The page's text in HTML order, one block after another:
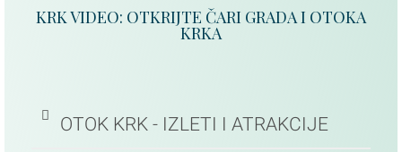
KRK VIDEO: OTKRIJTE ČARI GRADA I OTOKA
KRKA
OTOK KRK - IZLETI I ATRAKCIJE